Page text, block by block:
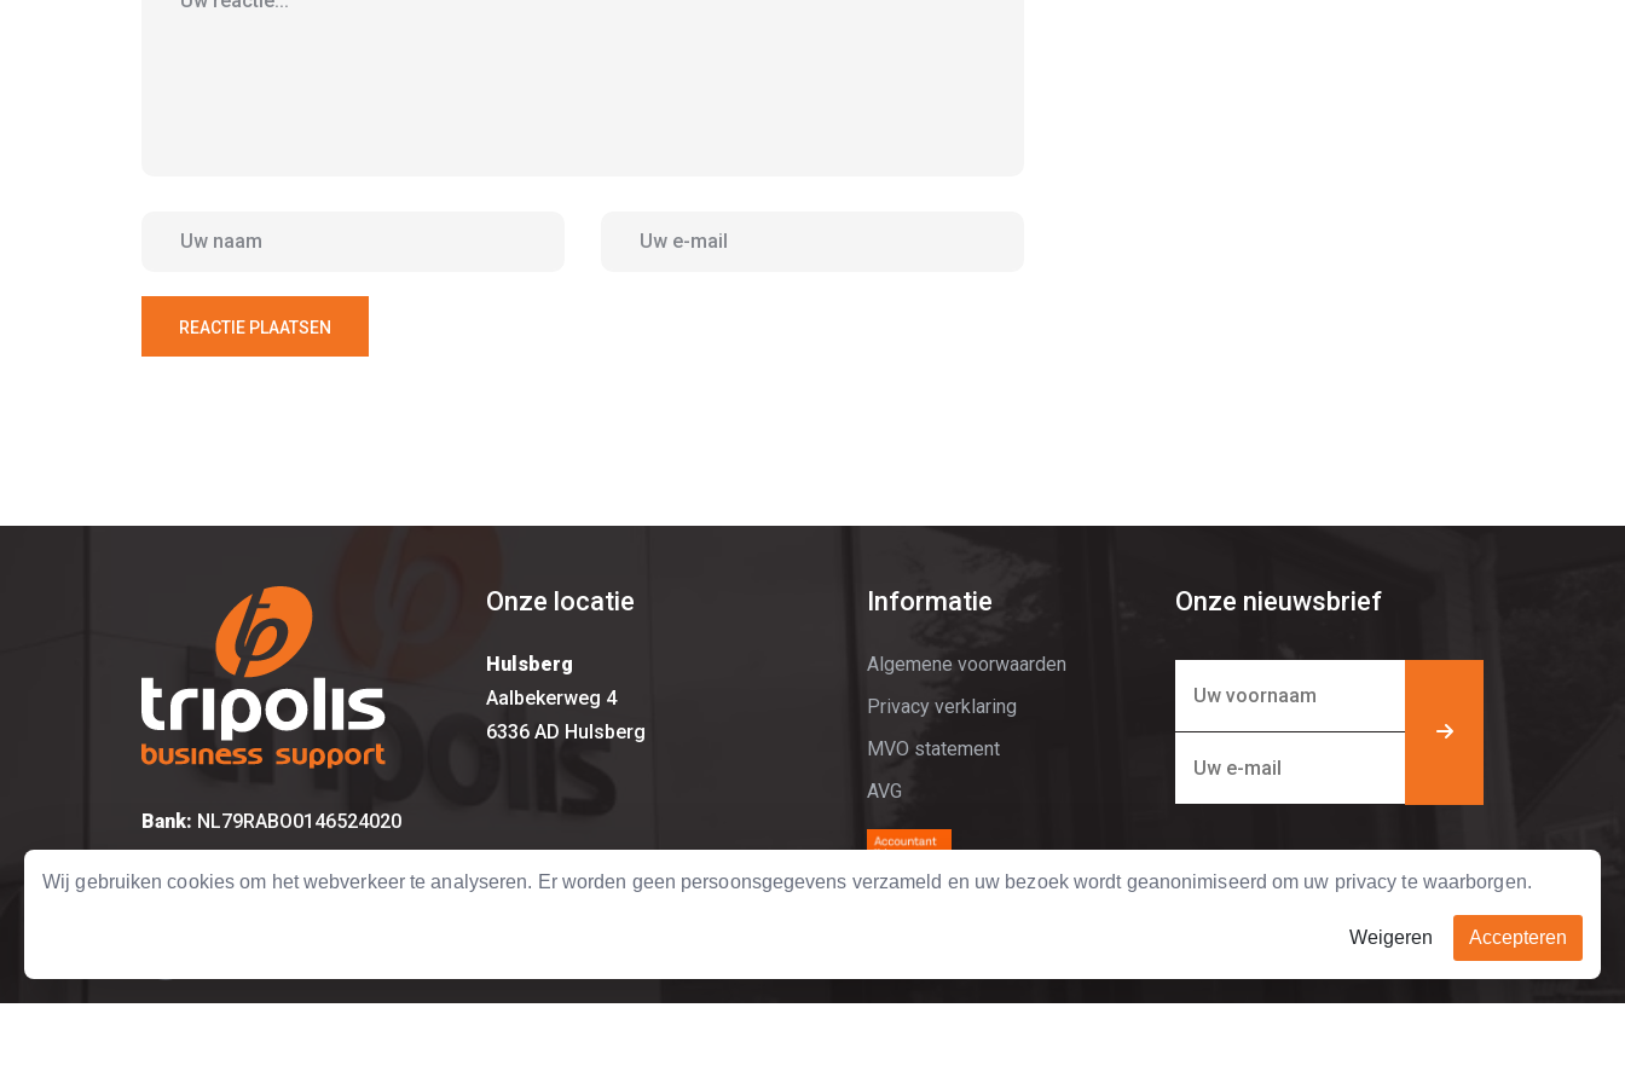
Wij gebruiken cookies om het webverkeer te analyseren. Er worden geen persoonsgegevens verzameld en uw bezoek wordt geanonimiseerd om uw privacy te waarborgen.
Weigeren Accepteren
REACTIE PLAATSEN
Bank: NL79RABO0146524020
Onze locatie
Hulsberg
Aalbekerweg 4
6336 AD Hulsberg
Informatie
Algemene voorwaarden
Privacy verklaring
MVO statement
AVG
Onze nieuwsbrief